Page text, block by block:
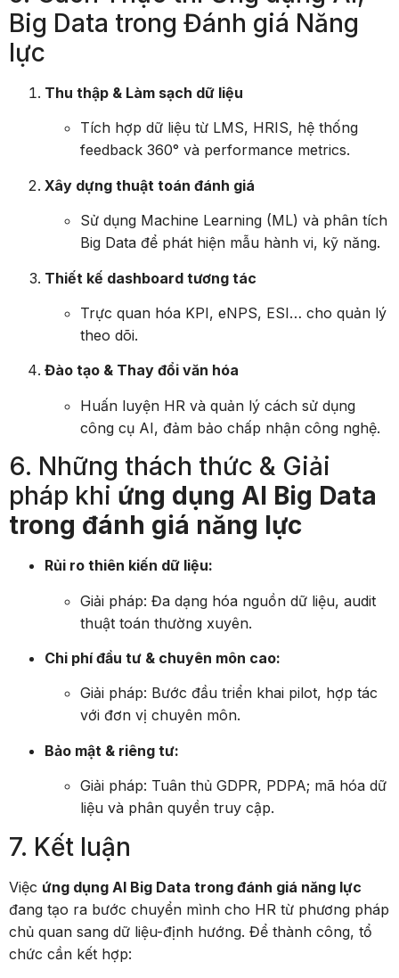
Big Data trong Đánh giá Năng
lực
Thu thập & Làm sạch dữ liệu
Tích hợp dữ liệu từ LMS, HRIS, hệ thống
feedback 360° và performance metrics.
Xây dựng thuật toán đánh giá
Sử dụng Machine Learning (ML) và phân tích
Big Data để phát hiện mẫu hành vi, kỹ năng.
Thiết kế dashboard tương tác
Trực quan hóa KPI, eNPS, ESI… cho quản lý
theo dõi.
Đào tạo & Thay đổi văn hóa
Huấn luyện HR và quản lý cách sử dụng
công cụ AI, đảm bảo chấp nhận công nghệ.
6. Những thách thức & Giải
pháp khi ứng dụng AI Big Data
trong đánh giá năng lực
Rủi ro thiên kiến dữ liệu:
Giải pháp: Đa dạng hóa nguồn dữ liệu, audit
thuật toán thường xuyên.
Chi phí đầu tư & chuyên môn cao:
Giải pháp: Bước đầu triển khai pilot, hợp tác
với đơn vị chuyên môn.
Bảo mật & riêng tư:
Giải pháp: Tuân thủ GDPR, PDPA; mã hóa dữ
liệu và phân quyền truy cập.
7. Kết luận
Việc ứng dụng AI Big Data trong đánh giá năng lực
đang tạo ra bước chuyển mình cho HR từ phương pháp
chủ quan sang dữ liệu-định hướng. Để thành công, tổ
chức cần kết hợp: